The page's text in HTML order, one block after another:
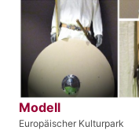
Modell
Europäischer Kulturpark